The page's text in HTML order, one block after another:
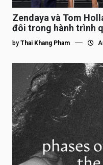
Zendaya và Tom
đôi trong hành trình
by Thai Khang Pham